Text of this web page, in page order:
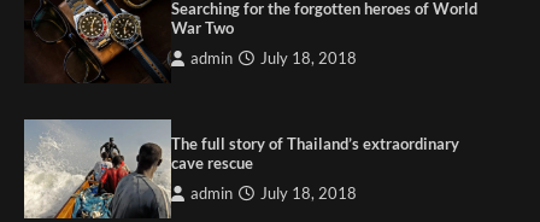
Searching for the forgotten heroes of World
War Two
admin July 18, 2018
The full story of Thailand’s extraordinary
cave rescue
admin July 18, 2018